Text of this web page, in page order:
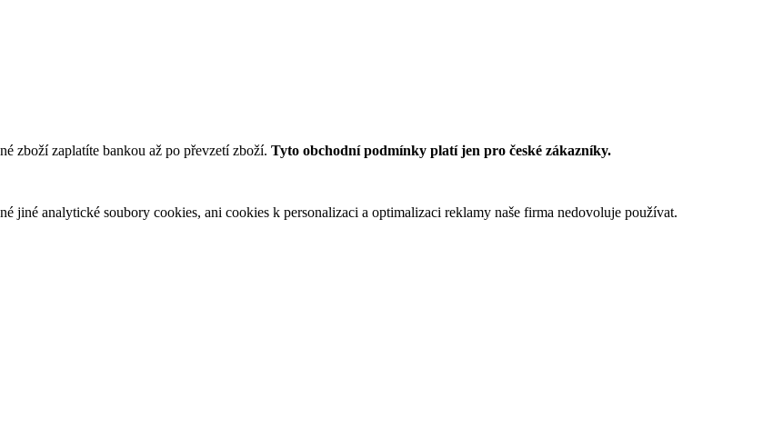
zboží zaplatíte bankou až po převzetí zboží. Tyto obchodní podmínky platí jen pro české zákazníky.
jiné analytické soubory cookies, ani cookies k personalizaci a optimalizaci reklamy naše firma nedovoluje používat.